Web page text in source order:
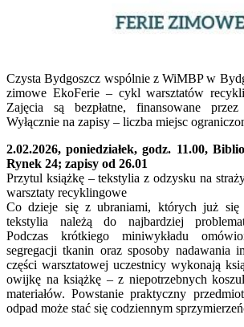
Czysta Bydgoszcz wspólnie z WiMBP w
zimowe EkoFerie – cykl warsztatów
Zajęcia są bezpłatne, finansowane
Wyłącznie na zapisy – liczba miejsc
2.02.2026, poniedziałek, godz. 11.00,
Rynek 24; zapisy od 26.01
Przytul książkę – tekstylia z odzysku na
warsztaty recyklingowe
Co dzieje się z ubraniami, których już
tekstylia należą do najbardziej
Podczas krótkiego miniwykładu
segregacji tkanin oraz sposoby nadawania
części warsztatowej uczestnicy wykonają
owijkę na książkę – z niepotrzebnych
materiałów. Powstanie praktyczny
odpad może stać się codziennym